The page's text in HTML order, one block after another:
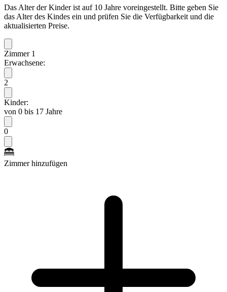
Das Alter der Kinder ist auf 10 Jahre voreingestellt. Bitte geben Sie
das Alter des Kindes ein und prüfen Sie die Verfügbarkeit und die
aktualisierten Preise.
Zimmer 1
Erwachsene:
2
Kinder:
von 0 bis 17 Jahre
0
Zimmer hinzufügen